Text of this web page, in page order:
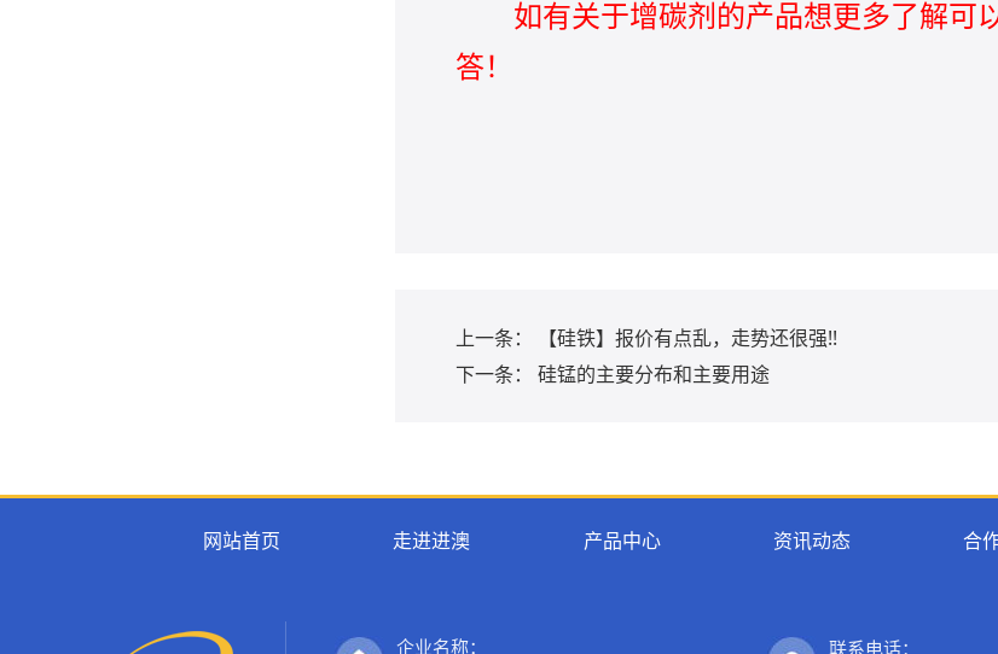
如有关于增碳剂的产品想更多了解可
答！
上一条：
【硅铁】报价有点乱，走势还很强!!
下一条： 硅锰的主要分布和主要用途
网站首页 走进进澳 产品中心 资讯动态 合
企业名称： 联系电话：